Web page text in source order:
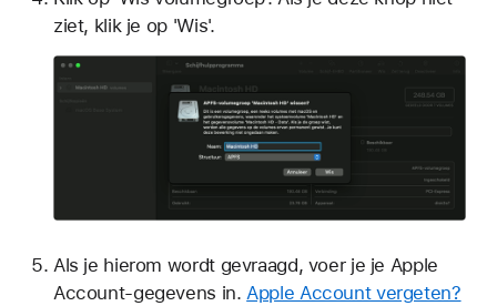
ziet, klik je op 'Wis'.
Als je hierom wordt gevraagd, voer je je Apple
Account-gegevens in.Apple Account vergeten?